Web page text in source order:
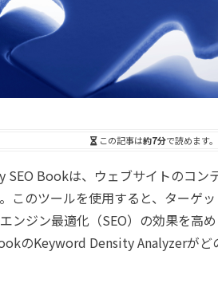
この記事は約7分で読めます。
Bookは、ウェブサイトのコン
このツールを使用すると、ターゲ
ンジン最適化（SEO）の効果を高
のKeyword Density Analyzerが